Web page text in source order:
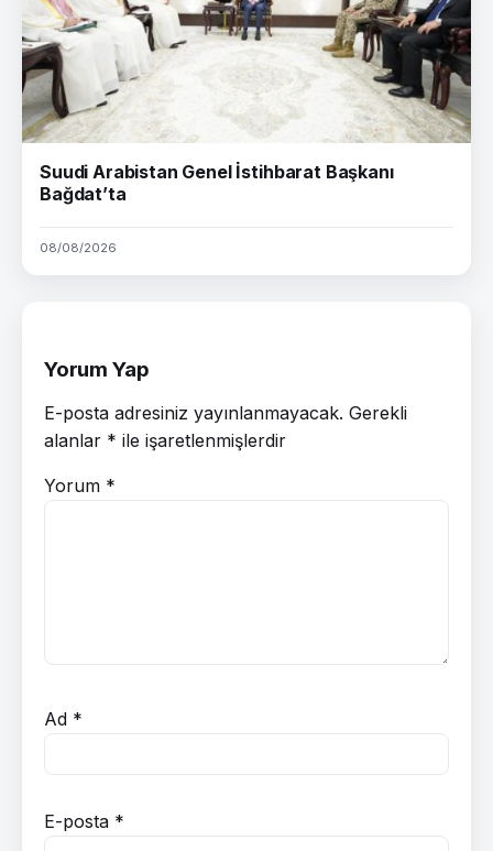
Suudi Arabistan Genel İstihbarat Başkanı
Bağdat’ta
08/08/2026
Yorum Yap
E-posta adresiniz yayınlanmayacak. Gerekli
alanlar * ile işaretlenmişlerdir
Yorum *
Ad *
E-posta *